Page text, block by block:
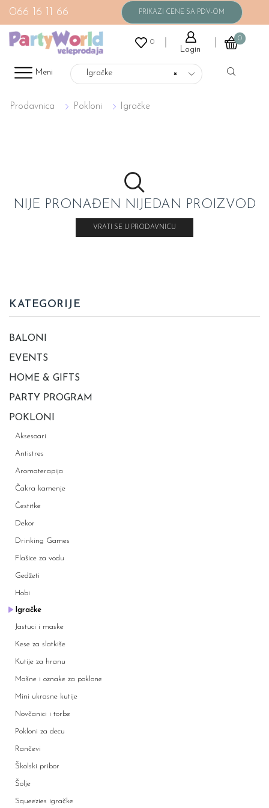
066 16 11 66
0
Login
0
Meni ×
Igračke
Prodavnica Pokloni Igračke
NIJE PRONAĐEN NIJEDAN PROIZVOD
VRATI SE U PRODAVNICU
KATEGORIJE
BALONI
EVENTS
HOME & GIFTS
PARTY PROGRAM
POKLONI
Aksesoari
Antistres
Aromaterapija
Čakra kamenje
Čestitke
Dekor
Drinking Games
Flašice za vodu
Gedžeti
Hobi
Igračke
Jastuci i maske
Kese za slatkiše
Kutije za hranu
Mašne i oznake za poklone
Mini ukrasne kutije
Novčanici i torbe
Pokloni za decu
Rančevi
Školski pribor
Šolje
Squeezies igračke